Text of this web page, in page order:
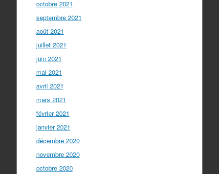
octobre 2021
septembre 2021
août 2021
juillet 2021
juin 2021
mai 2021
avril 2021
mars 2021
février 2021
janvier 2021
décembre 2020
novembre 2020
octobre 2020